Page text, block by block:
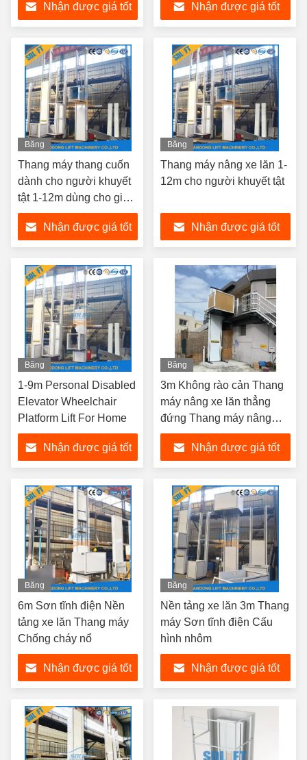
Nhận được giá tốt Nhận được giá tốt
Băng
hình
Thang máy thang cuốn
dành cho người khuyết
tật 1-12m dùng cho gia
đình
Nhận được giá tốt
Băng
hình
Thang máy nâng xe lăn 1-
12m cho người khuyết tật
Nhận được giá tốt
Băng
hình
1-9m Personal Disabled
Elevator Wheelchair
Platform Lift For Home
Nhận được giá tốt
Băng
hình
3m Không rào cản Thang
máy nâng xe lăn thẳng
đứng Thang máy nâng
cho người khuyết tật
Nhận được giá tốt
Băng
hình
6m Sơn tĩnh điện Nền
tảng xe lăn Thang máy
Chống cháy nổ
Nhận được giá tốt
Băng
hình
Nền tảng xe lăn 3m Thang
máy Sơn tĩnh điện Cấu
hình nhôm
Nhận được giá tốt